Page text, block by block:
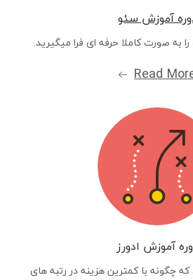
آموزش سئو
به صورت کاملا حرفه ای فرا میگیرید.
Read
آموزش ادورز
چگونه با کمترین هزینه در رتبه های